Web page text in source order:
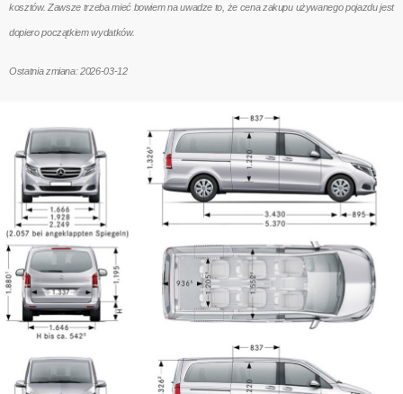
kosztów. Zawsze trzeba mieć bowiem na uwadze to, że cena zakupu używanego pojazdu jest
dopiero początkiem wydatków.
Ostatnia zmiana: 2026-03-12